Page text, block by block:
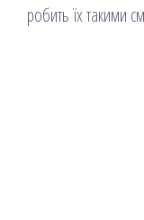
робить їх такими